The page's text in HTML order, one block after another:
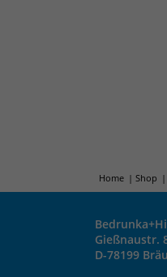
Home Shop
Gießnaustr.
D-78199